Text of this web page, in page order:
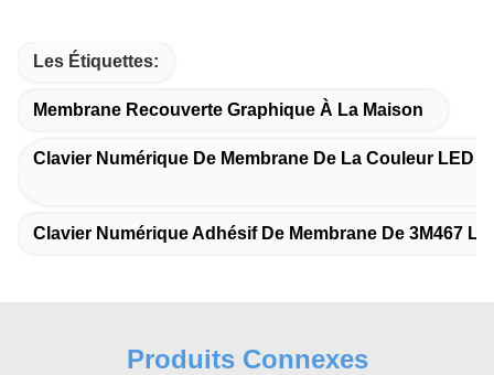
Les Étiquettes:
Membrane Recouverte Graphique À La Maison
Clavier Numérique De Membrane De La Couleur LED
Clavier Numérique Adhésif De Membrane De 3M467
Produits Connexes